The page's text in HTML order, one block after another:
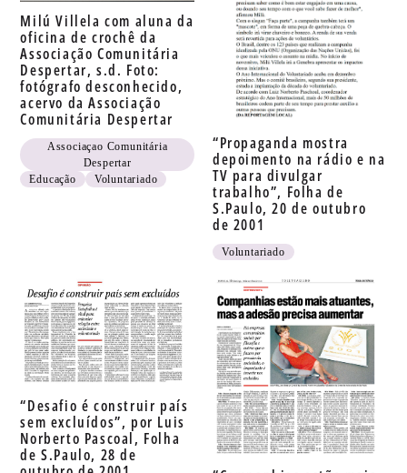
Milú Villela com aluna da
oficina de crochê da
Associação Comunitária
Despertar, s.d. Foto:
fotógrafo desconhecido,
acervo da Associação
Comunitária Despertar
Associaçao Comunitária
Despertar
Educação
Voluntariado
“Propaganda mostra
depoimento na rádio e na
TV para divulgar
trabalho”, Folha de
S.Paulo, 20 de outubro
de 2001
Voluntariado
“Desafio é construir país
sem excluídos”, por Luis
Norberto Pascoal, Folha
de S.Paulo, 28 de